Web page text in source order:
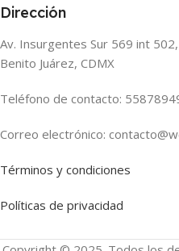
Dirección
Av. Insurgentes Sur 569 int
Benito Juárez, CDMX
Teléfono de contacto:
Correo electrónico:
Términos y condiciones
Políticas de privacidad